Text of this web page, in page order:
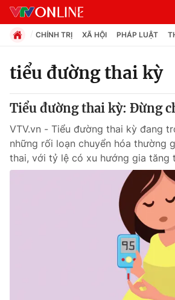
Chuyên mục
Xã hội
CHÍNH TRỊ XÃ HỘI PHÁP LUẬT
tiểu đường thai kỳ
Tiểu đường thai kỳ: Đừng
VTV.vn - Tiểu đường thai kỳ đang
những rối loạn chuyển hóa thường
thai, với tỷ lệ có xu hướng gia tăng